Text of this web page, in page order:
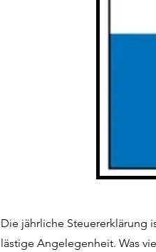
Die jährliche Steuererklärung
lästige Angelegenheit. Was